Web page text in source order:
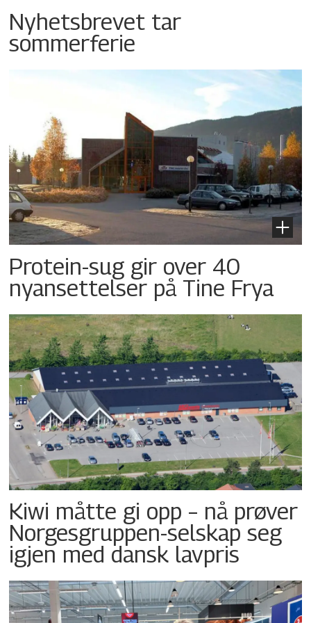
Nyhetsbrevet tar
sommerferie
Protein-sug gir over 40
nyansettelser på Tine Frya
Kiwi måtte gi opp – nå prøver
Norgesgruppen-selskap seg
igjen med dansk lavpris